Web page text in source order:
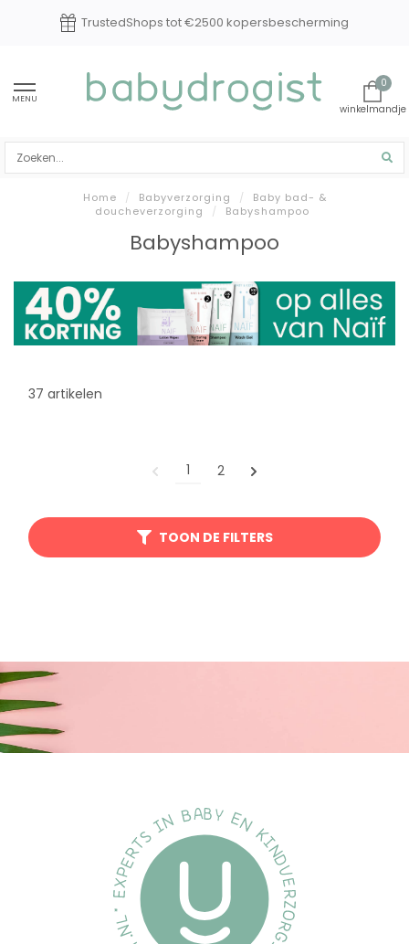
TrustedShops tot €2500 kopersbescherming
MENU
0
Home / Babyverzorging /
Baby bad- &
doucheverzorging
/ Babyshampoo
Babyshampoo
37 artikelen
1 2
TOON DE FILTERS